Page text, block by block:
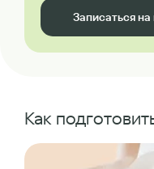
Записаться
Как